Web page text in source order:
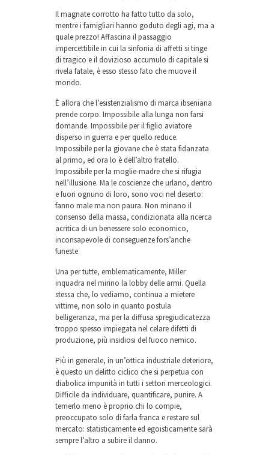
Il magnate corrotto ha fatto tutto da solo,
mentre i famigliari hanno goduto degli agi, ma a
quale prezzo! Affascina il passaggio
impercettibile in cui la sinfonia di affetti si tinge
di tragico e il dovizioso accumulo di capitale si
rivela fatale, è esso stesso fato che muove il
mondo.
È allora che l’esistenzialismo di marca ibseniana
prende corpo. Impossibile alla lunga non farsi
domande. Impossibile per il figlio aviatore
disperso in guerra e per quello reduce.
Impossibile per la giovane che è stata fidanzata
al primo, ed ora lo è dell’altro fratello.
Impossibile per la moglie-madre che si rifugia
nell’illusione. Ma le coscienze che urlano, dentro
e fuori ognuno di loro, sono voci nel deserto:
fanno male ma non paura. Non minano il
consenso della massa, condizionata alla ricerca
acritica di un benessere solo economico,
inconsapevole di conseguenze fors’anche
funeste.
Una per tutte, emblematicamente, Miller
inquadra nel mirino la lobby delle armi. Quella
stessa che, lo vediamo, continua a mietere
vittime, non solo in quanto postula
belligeranza, ma per la diffusa spregiudicatezza
troppo spesso impiegata nel celare difetti di
produzione, più insidiosi del fuoco nemico.
Più in generale, in un’ottica industriale deteriore,
è questo un delitto ciclico che si perpetua con
diabolica impunità in tutti i settori merceologici.
Difficile da individuare, quantificare, punire. A
temerlo meno è proprio chi lo compie,
preoccupato solo di farla franca e restare sul
mercato: statisticamente ed egoisticamente sarà
sempre l’altro a subire il danno.